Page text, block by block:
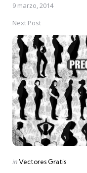
9 marzo, 2014
Next Post
Posted
inVectores Gratis